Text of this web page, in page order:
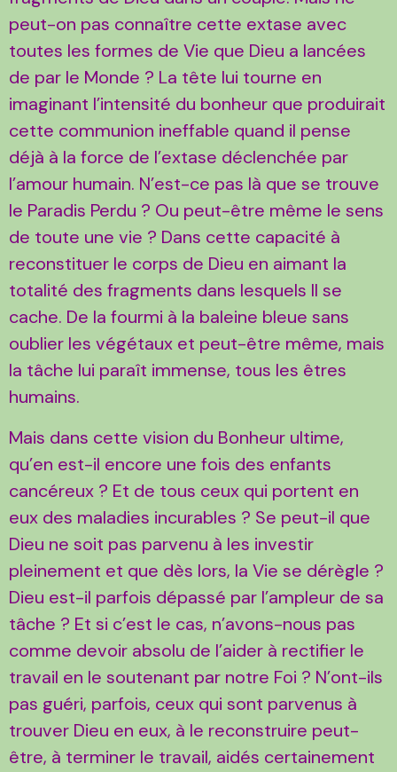
peut-on pas connaître cette extase avec
toutes les formes de Vie que Dieu a lancées
de par le Monde ? La tête lui tourne en
imaginant l’intensité du bonheur que produirait
cette communion ineffable quand il pense
déjà à la force de l’extase déclenchée par
l’amour humain. N’est-ce pas là que se trouve
le Paradis Perdu ? Ou peut-être même le sens
de toute une vie ? Dans cette capacité à
reconstituer le corps de Dieu en aimant la
totalité des fragments dans lesquels Il se
cache. De la fourmi à la baleine bleue sans
oublier les végétaux et peut-être même, mais
la tâche lui paraît immense, tous les êtres
humains.
Mais dans cette vision du Bonheur ultime,
qu’en est-il encore une fois des enfants
cancéreux ? Et de tous ceux qui portent en
eux des maladies incurables ? Se peut-il que
Dieu ne soit pas parvenu à les investir
pleinement et que dès lors, la Vie se dérègle ?
Dieu est-il parfois dépassé par l’ampleur de sa
tâche ? Et si c’est le cas, n’avons-nous pas
comme devoir absolu de l’aider à rectifier le
travail en le soutenant par notre Foi ? N’ont-ils
pas guéri, parfois, ceux qui sont parvenus à
trouver Dieu en eux, à le reconstruire peut-
être, à terminer le travail, aidés certainement